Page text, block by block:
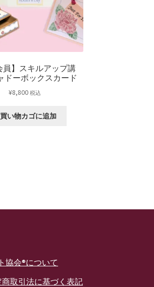
員】スキルアップ講
ーボックスカード
¥8,800 税込
い物カゴに追加
協会®について
取引法に基づく表記